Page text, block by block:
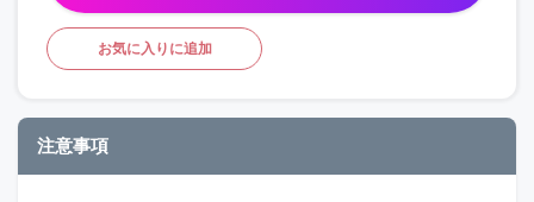
お気に入りに追加
注意事項